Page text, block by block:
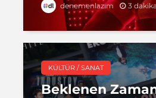
denemenlazım 3
KÜLTÜR / SANAT
Beklenen